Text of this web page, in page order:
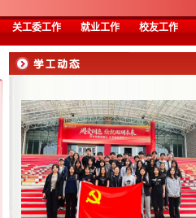
关工委工作 就业工作 校友工作